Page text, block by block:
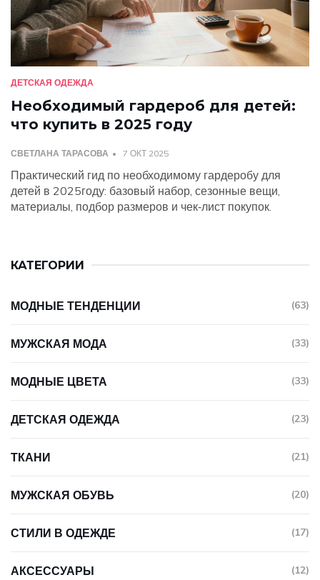
ДЕТСКАЯ ОДЕЖДА
Необходимый гардероб для детей:
что купить в 2025 году
СВЕТЛАНА ТАРАСОВА 7 ОКТ 2025
Практический гид по необходимому гардеробу для
детей в 2025году: базовый набор, сезонные вещи,
материалы, подбор размеров и чек‑лист покупок.
КАТЕГОРИИ
МОДНЫЕ ТЕНДЕНЦИИ (63)
МУЖСКАЯ МОДА (33)
МОДНЫЕ ЦВЕТА (33)
ДЕТСКАЯ ОДЕЖДА (23)
ТКАНИ (21)
МУЖСКАЯ ОБУВЬ (20)
СТИЛИ В ОДЕЖДЕ (17)
АКСЕССУАРЫ (12)